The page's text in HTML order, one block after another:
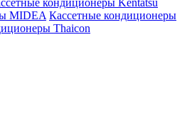
кондиционеры Kentatsu
MIDEA Кассетные кондиционеры
Thaicon